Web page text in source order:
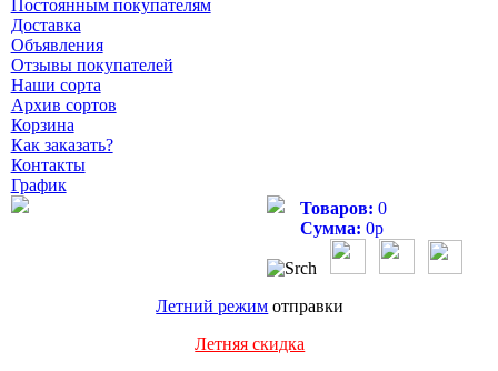
Постоянным покупателям
Доставка
Объявления
Отзывы покупателей
Наши сорта
Архив сортов
Корзина
Как заказать?
Контакты
График
Товаров: 0
Сумма: 0р
Летний режим отправки
Летняя скидка